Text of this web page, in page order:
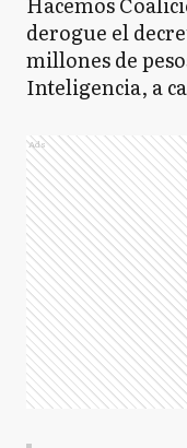
derogue el
millones de
Inteligencia, a
Ads